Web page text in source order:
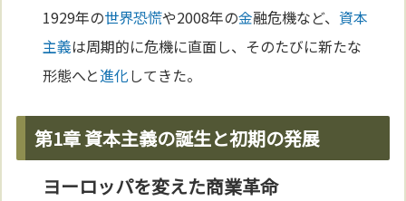
1929年の世界恐慌や2008年の金融危機など、 資本
主義は周期的に危機に直面し、そのたびに新たな
形態へと進化してきた。
第1章 資本主義の誕生と初期の発展
ヨーロッパを変えた商業革命